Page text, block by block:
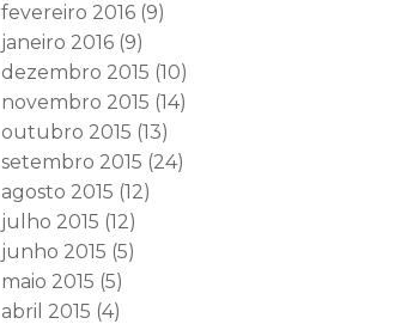
fevereiro 2016 (9)
janeiro 2016 (9)
dezembro 2015 (10)
novembro 2015 (14)
outubro 2015 (13)
setembro 2015 (24)
agosto 2015 (12)
julho 2015 (12)
junho 2015 (5)
maio 2015 (5)
abril 2015 (4)